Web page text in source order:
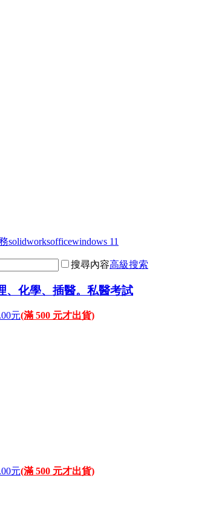
solidworksofficewindows 11
搜尋內容高級搜索
、化學、插醫。私醫考試
元(滿 500 元才出貨)
元(滿 500 元才出貨)